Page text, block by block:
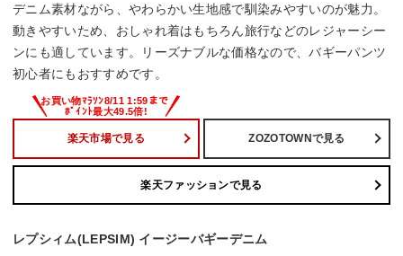
デニム素材ながら、やわらかい生地感で馴染みやすいのが魅力。
動きやすいため、おしゃれ着はもちろん旅行などのレジャーシー
ンにも適しています。リーズナブルな価格なので、バギーパンツ
初心者にもおすすめです。
楽天市場で見る ZOZOTOWNで見る
楽天ファッションで見る
レプシィム(LEPSIM) イージーバギーデニム